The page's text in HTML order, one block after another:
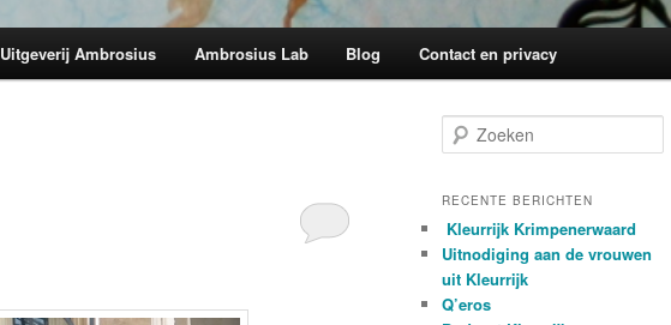
Uitgeverij Ambrosius Ambrosius Lab Blog Contact en privacy
o
k
n
RECENTE BERICHTEN
Kleurrijk Krimpenerwaard
Uitnodiging aan de vrouwen
uit Kleurrijk
Q’eros